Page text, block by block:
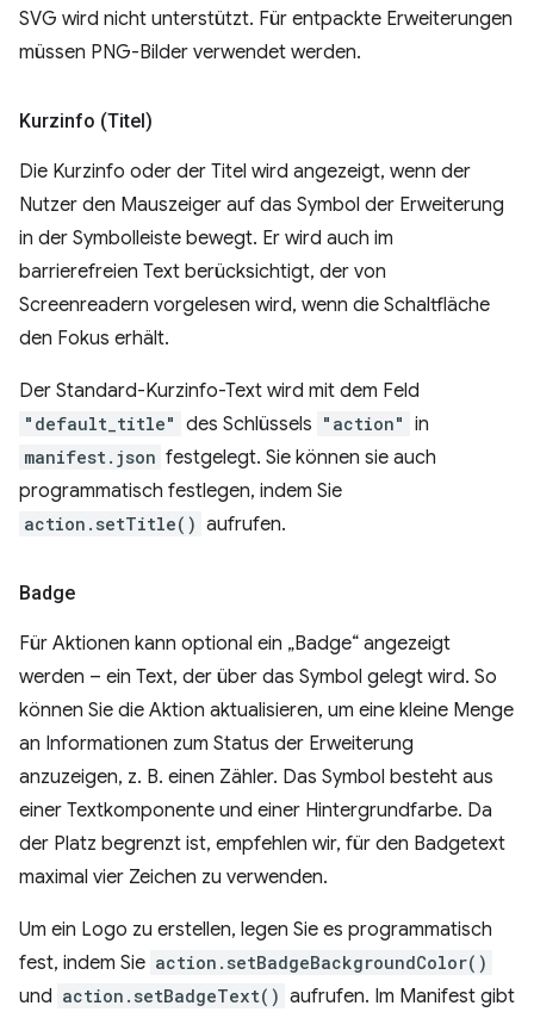
SVG wird nicht unterstützt. Für entpackte Erweiterungen
müssen PNG-Bilder verwendet werden.
Kurzinfo (Titel)
Die Kurzinfo oder der Titel wird angezeigt, wenn der
Nutzer den Mauszeiger auf das Symbol der Erweiterung
in der Symbolleiste bewegt. Er wird auch im
barrierefreien Text berücksichtigt, der von
Screenreadern vorgelesen wird, wenn die Schaltfläche
den Fokus erhält.
Der Standard-Kurzinfo-Text wird mit dem Feld
"default_title" des Schlüssels "action" in
manifest.json festgelegt. Sie können sie auch
programmatisch festlegen, indem Sie
action.setTitle() aufrufen.
Badge
Für Aktionen kann optional ein „Badge“ angezeigt
werden – ein Text, der über das Symbol gelegt wird. So
können Sie die Aktion aktualisieren, um eine kleine Menge
an Informationen zum Status der Erweiterung
anzuzeigen, z. B. einen Zähler. Das Symbol besteht aus
einer Textkomponente und einer Hintergrundfarbe. Da
der Platz begrenzt ist, empfehlen wir, für den Badgetext
maximal vier Zeichen zu verwenden.
Um ein Logo zu erstellen, legen Sie es programmatisch
fest, indem Sie action.setBadgeBackgroundColor()
und action.setBadgeText() aufrufen. Im Manifest gibt